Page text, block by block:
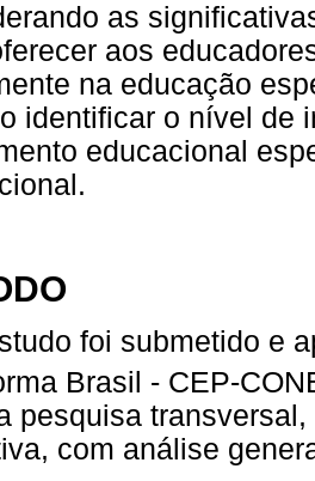
as
aos
na educação
identificar o nível de
educacional
foi submetido e
Brasil - CEP-
pesquisa
com análise